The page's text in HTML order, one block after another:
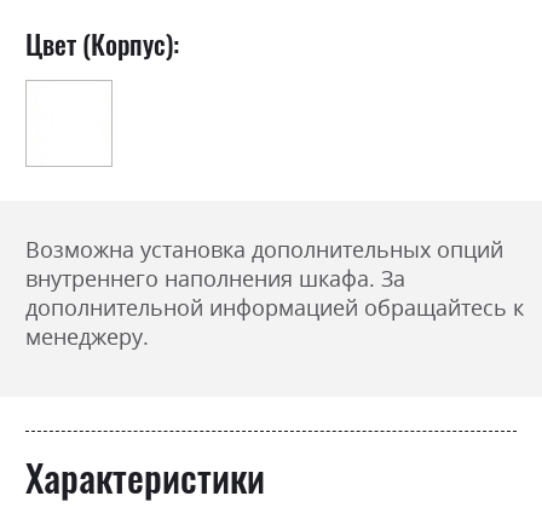
Цвет (Корпус):
Возможна установка дополнительных опций
внутреннего наполнения шкафа. За
дополнительной информацией обращайтесь к
менеджеру.
Характеристики